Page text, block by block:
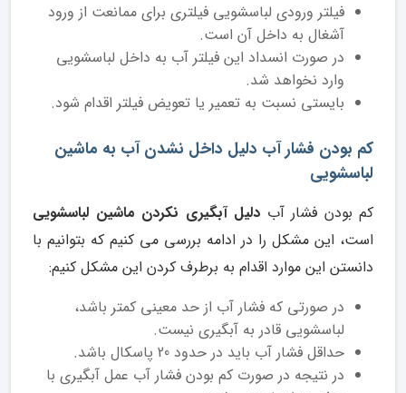
فیلتر ورودی لباسشویی فیلتری برای ممانعت از ورود
آشغال به داخل آن است.
در صورت انسداد این فیلتر آب به داخل لباسشویی
وارد نخواهد شد.
بایستی نسبت به تعمیر یا تعویض فیلتر اقدام شود.
کم بودن فشار آب دلیل داخل نشدن آب به ماشین
لباسشویی
کم بودن فشار آب دلیل آبگیری نکردن ماشین لباسشویی
است، این مشکل را در ادامه بررسی می کنیم که بتوانیم با
دانستن این موارد اقدام به برطرف کردن این مشکل کنیم:
در صورتی که فشار آب از حد معینی کمتر باشد،
لباسشویی قادر به آبگیری نیست.
حداقل فشار آب باید در حدود 20 پاسکال باشد.
در نتیجه در صورت کم بودن فشار آب عمل آبگیری با